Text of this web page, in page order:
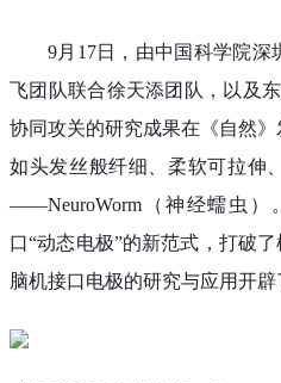
9月17日，由中国科学院深
飞团队联合徐天添团队，以及
协同攻关的研究成果在《自然
如头发丝般纤细、柔软可拉伸
——NeuroWorm（神经蠕虫
口“动态电极”的新范式，打破
脑机接口电极的研究与应用开辟